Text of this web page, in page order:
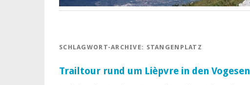
SCHLAGWORT-ARCHIVE: STANGENPLATZ
Trailtour rund um Lièpvre in den Vogesen